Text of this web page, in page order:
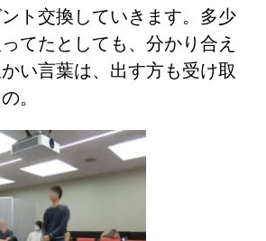
ト交換していきます。多少
てたとしても、分かり合え
い言葉は、出す方も受け取
。